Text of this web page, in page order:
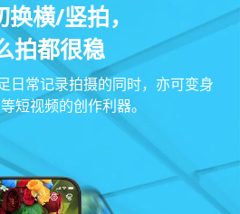
横/竖拍，
拍都很稳
日常记录拍摄的同时，亦可变身
短视频的创作利器。